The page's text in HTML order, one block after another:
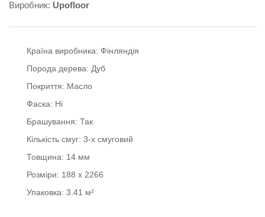
Виробник: Upofloor
Країна виробника: Фінляндія
Порода дерева: Дуб
Покриття: Масло
Фаска: Ні
Брашування: Так
Кількість смуг: 3-х смуговий
Товщина: 14 мм
Розміри: 188 x 2266
Упаковка: 3.41 м²